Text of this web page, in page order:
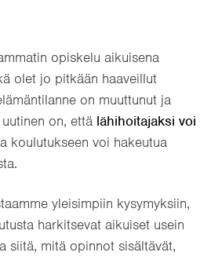
opiskelu aikuisena
olet jo pitkään haaveillut
on muuttunut ja
on, että lähihoitajaksi voi
koulutukseen voi hakeutua
yleisimpiin kysymyksiin,
harkitsevat aikuiset usein
siitä, mitä opinnot sisältävät,